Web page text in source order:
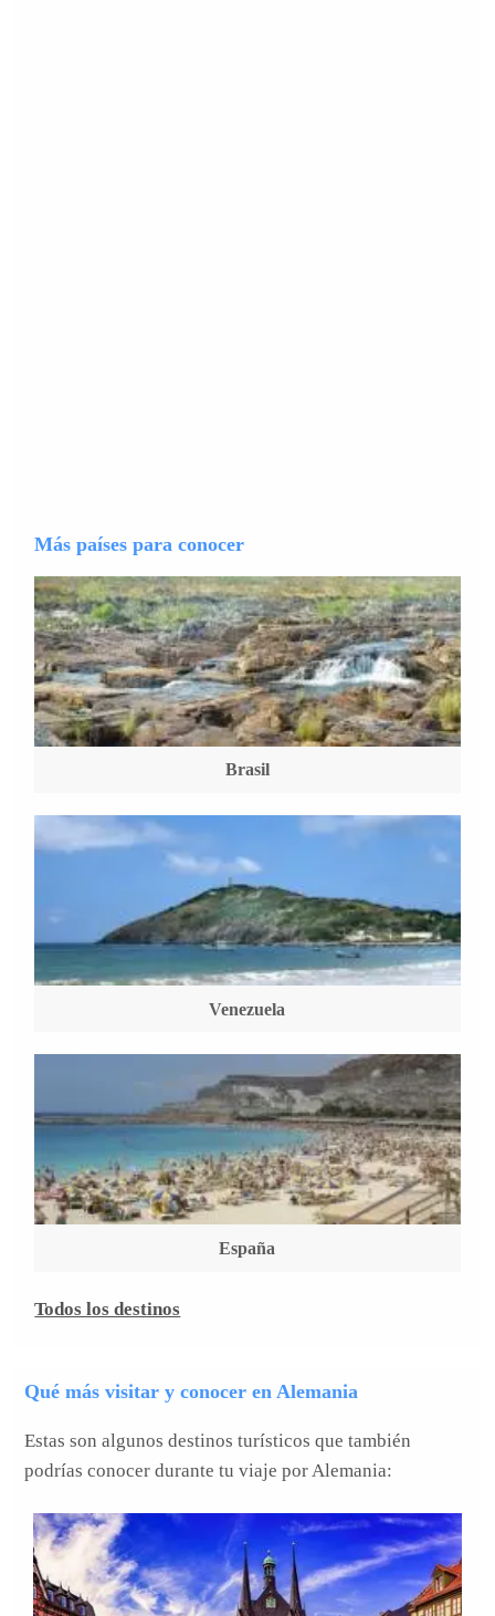
Más países para conocer
Brasil
Venezuela
España
Todos los destinos
Qué más visitar y conocer en Alemania
Estas son algunos destinos turísticos que también
podrías conocer durante tu viaje por Alemania: